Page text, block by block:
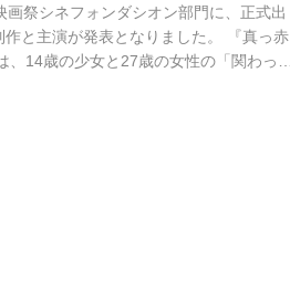
祭シネフォンダシオン部門に、正式出
と主演が発表となりました。 『真っ赤
14歳の少女と27歳の女性の「関わって
いくラブストーリーです。 心の空虚さ
生（つくら・やよい）役には『リアル